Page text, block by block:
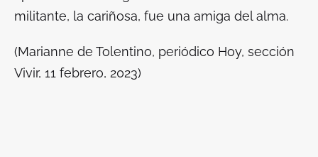
militante, la cariñosa, fue una amiga del alma.
(Marianne de Tolentino, periódico Hoy, sección
Vivir, 11 febrero, 2023)